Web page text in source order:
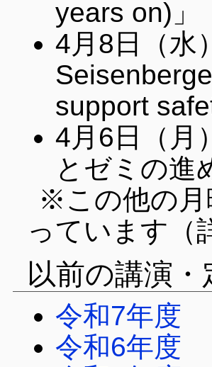
years on)」
4月8日（
support
4月6日（
とゼミの進
※この他の月
っています（
以前の講演
令和7年度
令和6年度